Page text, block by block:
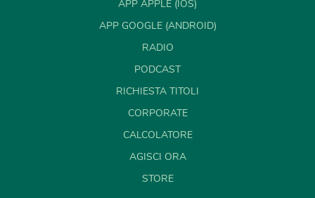
APP APPLE (IOS)
APP GOOGLE (ANDROID)
RADIO
PODCAST
RICHIESTA TITOLI
CORPORATE
CALCOLATORE
AGISCI ORA
STORE